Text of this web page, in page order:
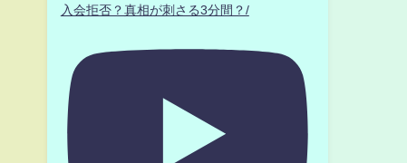
入会拒否？真相が刺さる3分間？/